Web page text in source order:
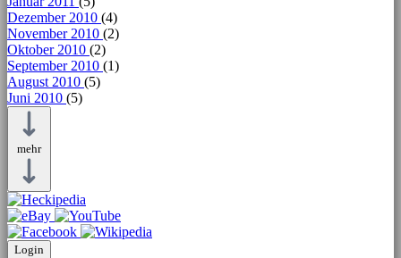
Dezember 2010 (4)
November 2010 (2)
Oktober 2010 (2)
September 2010 (1)
August 2010 (5)
Juni 2010 (5)
mehr
Login